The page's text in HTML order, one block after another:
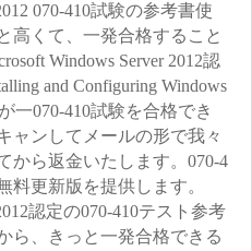
070-410試験の参考書使
高くて、一発合格すること
Windows Server 2012認
and Configuring Windows
一070-410試験を合格でき
ャンしてメールの形で我々
から返金いたします。070-4
料更新版を提供します。
認定の070-410テスト参考
ら、きっと一発合格できる